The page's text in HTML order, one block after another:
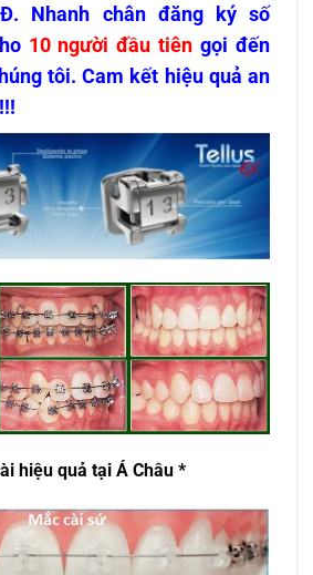
Nhanh chân đăng ký số
10 người đầu tiên gọi đến
tôi. Cam kết hiệu quả an
hiệu quả tại Á Châu *